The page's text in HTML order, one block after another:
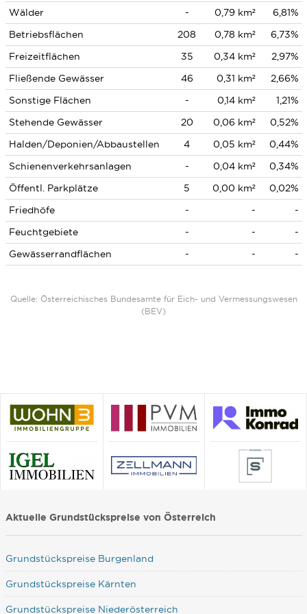
Wälder - 0,79 km²
6,81%
Betriebsflächen
208 0,78 km²
6,73%
Freizeitflächen
35 0,34 km²
2,97%
Fließende Gewässer
46 0,31 km²
2,66%
Sonstige Flächen
- 0,14 km²
1,21%
Stehende Gewässer
20 0,06 km²
0,52%
Halden/Deponien/Abbaustellen
4 0,05 km²
0,44%
Schienenverkehrsanlagen
- 0,04 km²
0,34%
Öffentl. Parkplätze
5 0,00 km²
0,02%
Friedhöfe
- -
-
Feuchtgebiete
- -
-
Gewässerrandflächen
- - -
Quelle: Österreichisches Bundesamte für Eich- und Vermessungswesen
(BEV)
Aktuelle Grundstückspreise von Österreich
Grundstückspreise Burgenland
Grundstückspreise Kärnten
Grundstückspreise Niederösterreich